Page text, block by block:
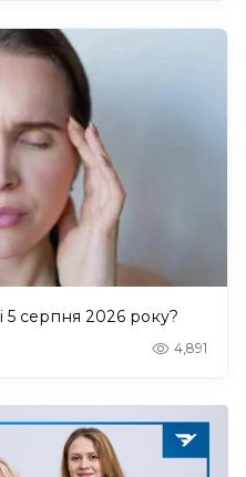
5 серпня 2026 року?
4,891